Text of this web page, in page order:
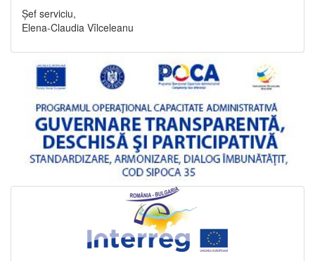
Șef serviciu,
Elena-Claudia Vîlceleanu